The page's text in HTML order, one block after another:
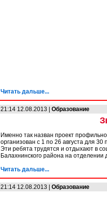
Читать дальше...
21:14 12.08.2013 | Образование
Именно так назван проект
организован с 1 по 26 августа для 30
Эти ребята трудятся и отдыхают в
Балахнинского района на отделении
Читать дальше...
21:14 12.08.2013 | Образование